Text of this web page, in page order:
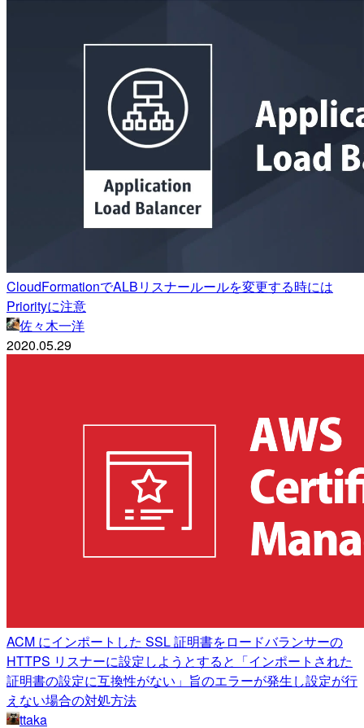
CloudFormationでALBリスナールールを変更する時には
Priorityに注意
佐々木一洋
2020.05.29
ACM にインポートした SSL 証明書をロードバランサーの
HTTPS リスナーに設定しようとすると「インポートされた
証明書の設定に互換性がない」旨のエラーが発生し設定が行
えない場合の対処方法
ttaka